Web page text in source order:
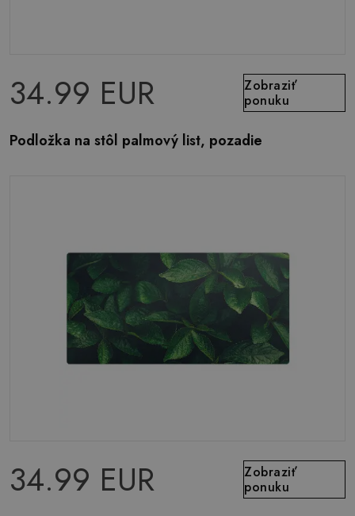
34.99 EUR
Zobraziť
ponuku
Podložka na stôl palmový list, pozadie
34.99 EUR
Zobraziť
ponuku